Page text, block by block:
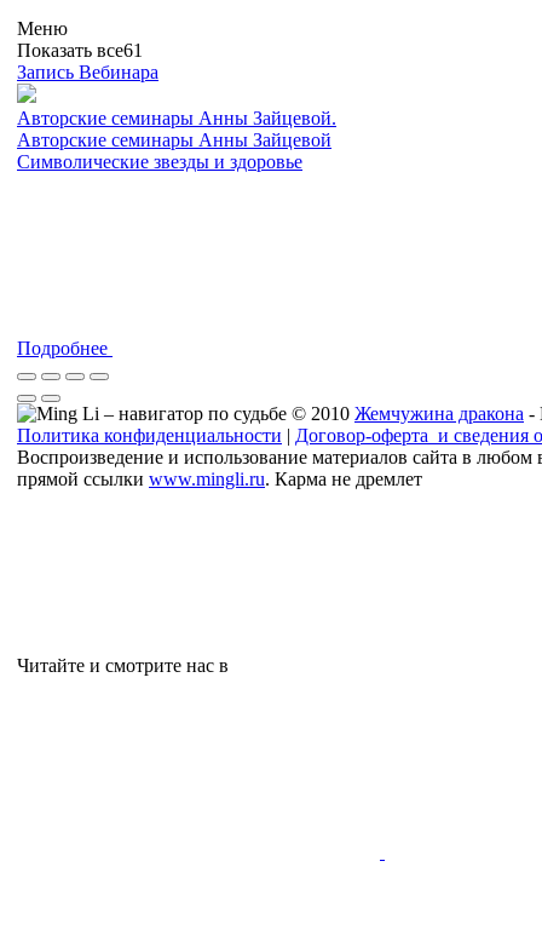
Меню
Показать все61
Запись Вебинара
Авторские семинары Анны Зайцевой.
Авторские семинары Анны Зайцевой
Символические звезды и здоровье
Подробнее
© 2010 Жемчужина дракона -
Политика конфиденциальности | Договор-оферта и сведения
Воспроизведение и использование материалов сайта в
прямой ссылки www.mingli.ru. Карма не дремлет
Читайте и смотрите нас в